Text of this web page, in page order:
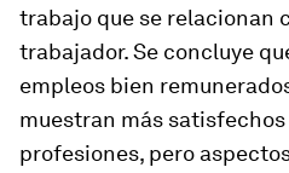
trabajo que se relacionan
trabajador. Se concluye
empleos bien
muestran más satisfechos
profesiones, pero